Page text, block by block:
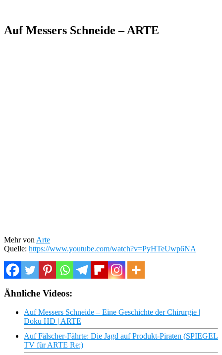
Auf Messers Schneide – ARTE
Mehr von Arte
Quelle: https://www.youtube.com/watch?v=PyHTeUwp6NA
Ähnliche Videos:
Auf Messers Schneide – Eine Geschichte der Chirurgie |
Doku HD | ARTE
Auf Fälscher-Fährte: Die Jagd auf Produkt-Piraten (SPIEGEL
TV für ARTE Re:)